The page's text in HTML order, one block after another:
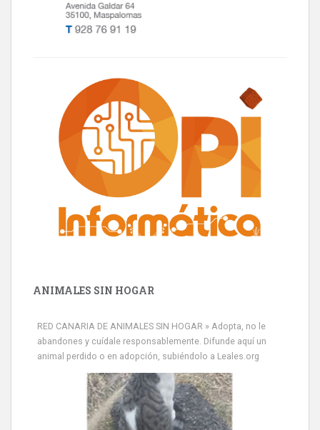
ANIMALES SIN HOGAR
RED CANARIA DE ANIMALES SIN HOGAR » Adopta, no le
abandones y cuídale responsablemente. Difunde aquí un
animal perdido o en adopción, subiéndolo a Leales.org